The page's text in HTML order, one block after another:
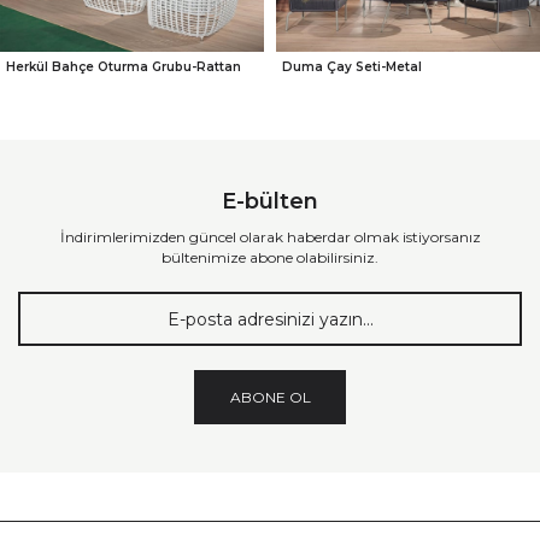
Herkül Bahçe Oturma Grubu-Rattan Duma Çay Seti-Metal
E-bülten
İndirimlerimizden güncel olarak haberdar olmak istiyorsanız
bültenimize abone olabilirsiniz.
ABONE OL